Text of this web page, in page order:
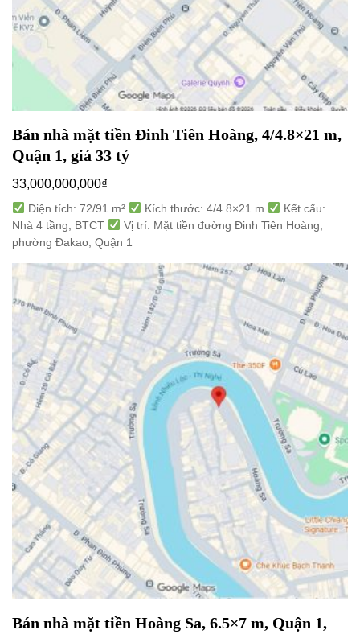
Bán nhà mặt tiền Đinh Tiên Hoàng, 4/4.8×21 m,
Quận 1, giá 33 tỷ
33,000,000,000₫
Diện tích: 72/91 m² Kích thước: 4/4.8×21 m
Kết cấu:
Nhà 4 tầng, BTCT
Vị trí: Mặt tiền đường Đinh Tiên Hoàng,
phường Đakao, Quận 1
Bán nhà mặt tiền Hoàng Sa, 6.5×7 m, Quận 1,